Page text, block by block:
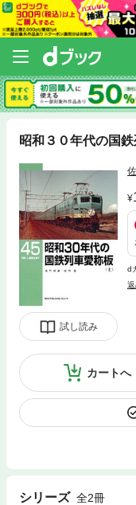
昭和３０年代の国鉄
試し読み
d
カートへ
シリーズ 全2冊